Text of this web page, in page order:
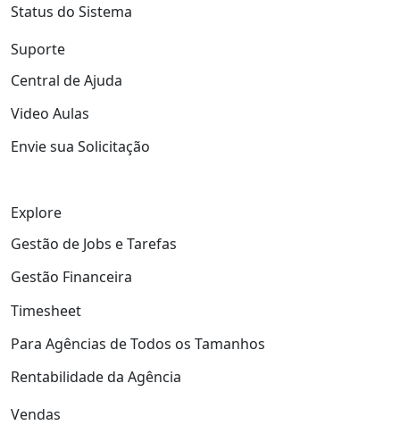
Status do Sistema
Suporte
Central de Ajuda
Video Aulas
Envie sua Solicitação
Explore
Gestão de Jobs e Tarefas
Gestão Financeira
Timesheet
Para Agências de Todos os Tamanhos
Rentabilidade da Agência
Vendas